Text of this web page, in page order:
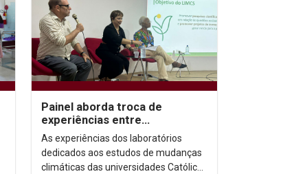
Painel aborda troca de
experiências entre
laboratórios de mudanças
climáticas
As experiências dos laboratórios
dedicados aos estudos de mudanças
climáticas das universidades Católica